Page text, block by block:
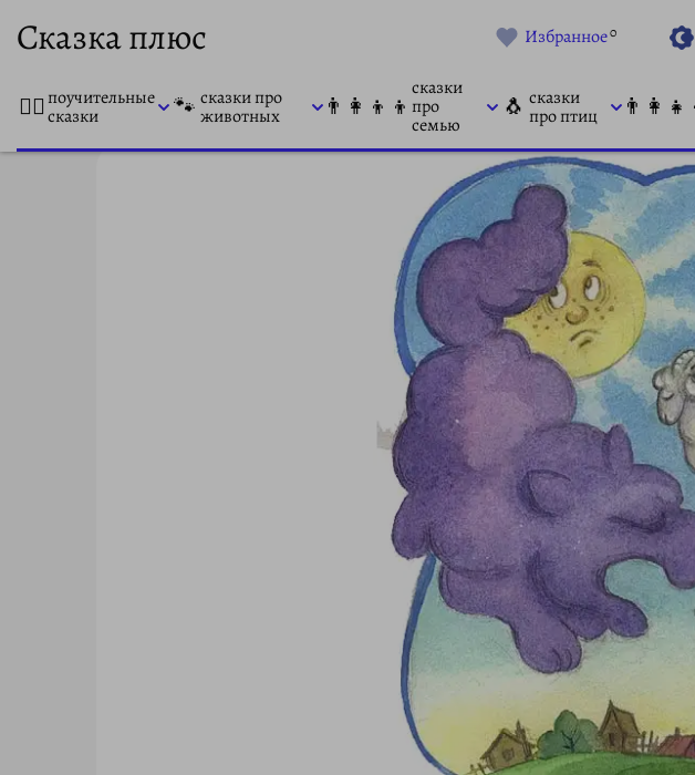
Сказка плюс Избранное0
👨‍⚕️поучительные
сказки 🐾 сказки про
животных 👨‍👩‍👦‍👦
сказки
про
семью
🐧 сказки
про птиц